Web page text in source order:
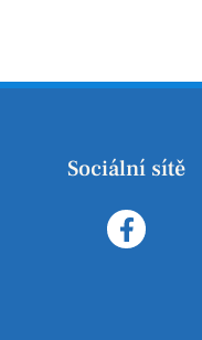
Sociální sítě